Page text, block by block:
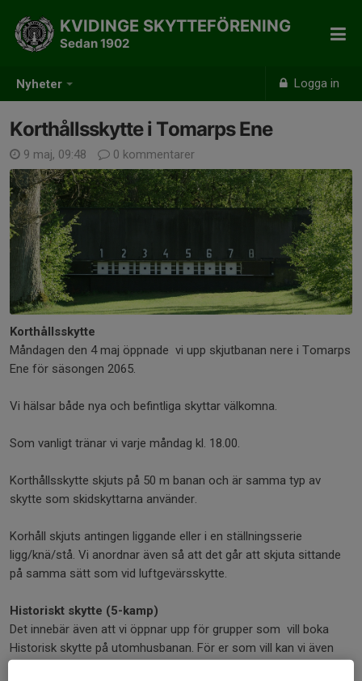
Nyheter Logga in
KVIDINGE SKYTTEFÖRENING
Sedan 1902
Korthållsskytte i Tomarps Ene
9 maj, 09:48 0 kommentarer
Korthållsskytte
Måndagen den 4 maj öppnade vi upp skjutbanan nere i Tomarps
Ene för säsongen 2065.
Vi hälsar både nya och befintliga skyttar välkomna.
Som vanligt tränar vi varje måndag kl. 18.00.
Korthållsskytte skjuts på 50 m banan och är samma typ av
skytte som skidskyttarna använder.
Korhåll skjuts antingen liggande eller i en ställningsserie
ligg/knä/stå. Vi anordnar även så att det går att skjuta sittande
på samma sätt som vid luftgevärsskytte.
Historiskt skytte (5-kamp)
Det innebär även att vi öppnar upp för grupper som vill boka
Historisk skytte på utomhusbanan. För er som vill kan vi även